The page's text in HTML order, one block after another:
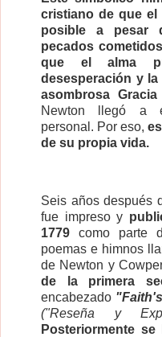
cristiano de que
posible a pesar
pecados
que el alma
desesperación y
asombrosa
Newton llegó a
personal. Por eso,
de su propia vida.
Seis años después
fue impreso y
1779 como parte
poemas e himnos
de Newton y
de la primera
encabezado
("Reseña y
Posteriormente